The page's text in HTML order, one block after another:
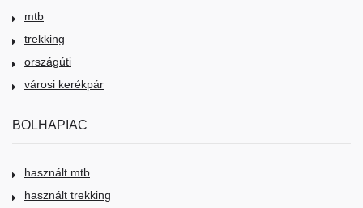
mtb
trekking
országúti
városi kerékpár
BOLHAPIAC
használt mtb
használt trekking